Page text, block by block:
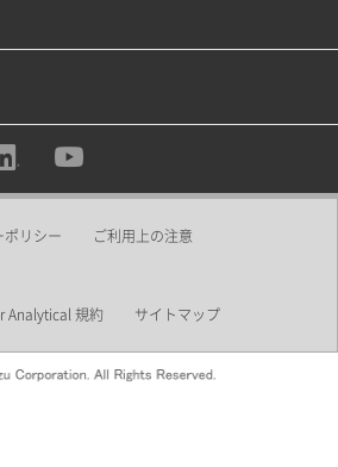
ポリシー ご利用上の注意
Analytical 規約 サイトマップ